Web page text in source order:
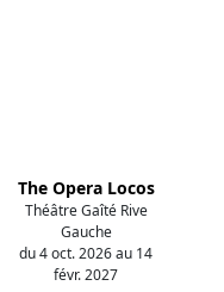
The Opera Locos
Théâtre Gaîté Rive
Gauche
du 4 oct. 2026 au 14
févr. 2027